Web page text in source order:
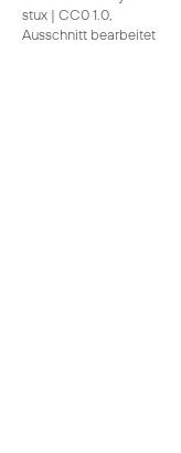
stux | CC0 1.0,
Ausschnitt bearbeitet